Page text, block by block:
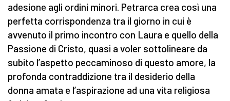
adesione agli ordini minori. Petrarca crea così una
perfetta corrispondenza tra il giorno in cui è
avvenuto il primo incontro con Laura e quello della
Passione di Cristo, quasi a voler sottolineare da
subito l’aspetto peccaminoso di questo amore, la
profonda contraddizione tra il desiderio della
donna amata e l’aspirazione ad una vita religiosa